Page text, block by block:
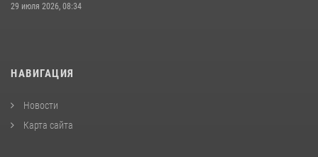
29 июля 2026, 08:34
НАВИГАЦИЯ
Новости
Карта сайта